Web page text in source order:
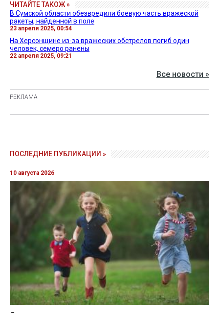
ЧИТАЙТЕ ТАКОЖ »
В Сумской области обезвредили боевую часть вражеской
ракеты, найденной в поле
23 апреля 2025, 00:54
На Херсонщине из-за вражеских обстрелов погиб один
человек, семеро ранены
22 апреля 2025, 09:21
Все новости »
ПОСЛЕДНИЕ ПУБЛИКАЦИИ »
10 августа 2026